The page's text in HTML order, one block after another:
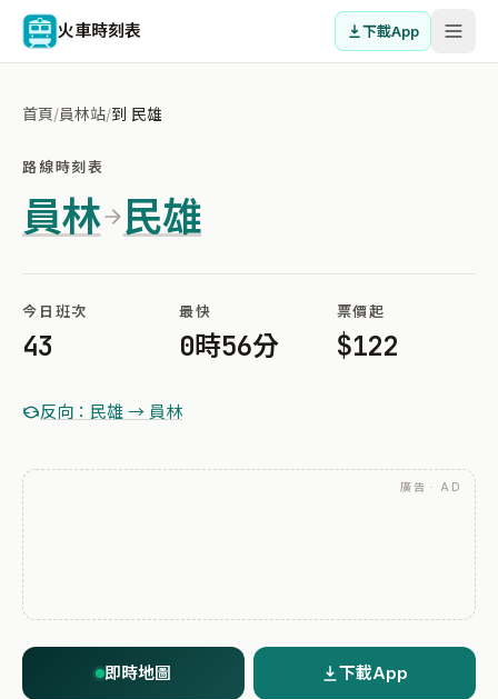
火車時刻表 下載App
首頁/員林站/到 民雄
路線時刻表
員林 民雄
今日班次
43
最快
0時56分
票價起
$122
反向：民雄 → 員林
廣告 · AD
即時地圖 下載App